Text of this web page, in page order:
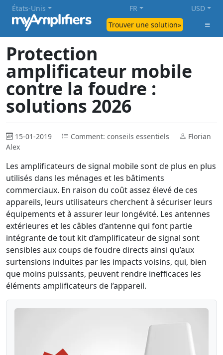
Trouver une solution»
États-Unis FR USD
Protection
amplificateur mobile
contre la foudre :
solutions 2026
15-01-2019 Comment: conseils essentiels
Florian
Alex
Les amplificateurs de signal mobile sont de plus en plus
utilisés dans les ménages et les bâtiments
commerciaux. En raison du coût assez élevé de ces
appareils, leurs utilisateurs cherchent à sécuriser leurs
équipements et à assurer leur longévité. Les antennes
extérieures et les câbles d’antenne qui font partie
intégrante de tout kit d’amplificateur de signal sont
sensibles aux coups de foudre directs ainsi qu’aux
surtensions induites par les impacts voisins, qui, bien
que moins puissants, peuvent rendre inefficaces les
éléments amplificateurs de l’appareil.